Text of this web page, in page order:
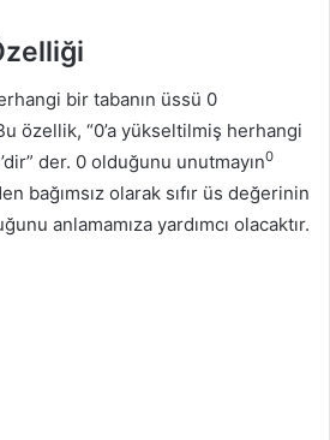
bir tabanın üssü 0
özellik, “0’a yükseltilmiş herhangi
der. 0 olduğunu unutmayın0
bağımsız olarak sıfır üs değerinin
anlamamıza yardımcı olacaktır.